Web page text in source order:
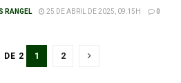
RANGEL 25 DE ABRIL DE 2025, 09:15H 0
DE 2 1 2